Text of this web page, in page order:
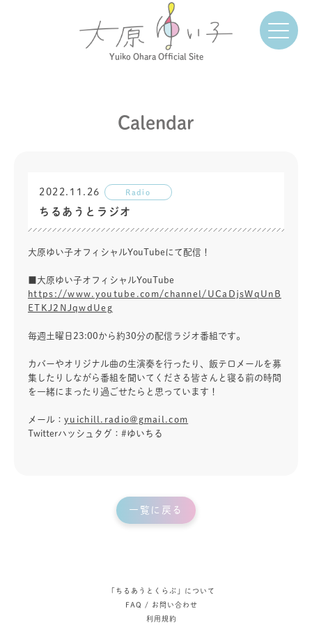
Yuiko Ohara Official Site
Calendar
2022.11.26 Radio
ちるあうとラジオ
大原ゆい子オフィシャルYouTubeにて配信！
■大原ゆい子オフィシャルYouTube
https://www.youtube.com/channel/UCaDjsWqUnB
ETKJ2NJqwdUeg
毎週土曜日23:00から約30分の配信ラジオ番組です。
カバーやオリジナル曲の生演奏を行ったり、飯テロメールを募
集したりしながら番組を聞いてくださる皆さんと寝る前の時間
を一緒にまったり過ごせたらと思っています！
メール： yuichill.radio@gmail.com
Twitterハッシュタグ：#ゆいちる
一覧に戻る
「ちるあうとくらぶ」について
FAQ / お問い合わせ
利用規約